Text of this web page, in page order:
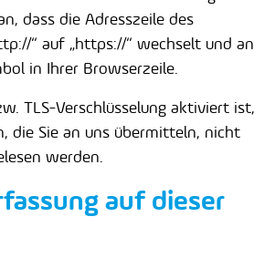
dass die Adresszeile des
“ auf „https://“ wechselt und an
in Ihrer Browserzeile.
TLS-Verschlüsselung aktiviert ist,
die Sie an uns übermitteln, nicht
werden.
auf dieser